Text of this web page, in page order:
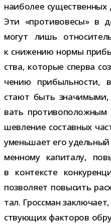
наи­бо­лее суще­ствен­ных
Эти «про­ти­во­весы» в
могут лишь
к сни­же­нию нормы
ства, кото­рые сперва
че­нию при­быль­но­сти,
стают быть
вать
шев­ле­ние состав­ных
умень­шает его
мен­ному капи­талу,
в кон­тек­сте
поз­во­ляет повы­сить
тал. Гроссман
ству­ю­щих фак­то­ров